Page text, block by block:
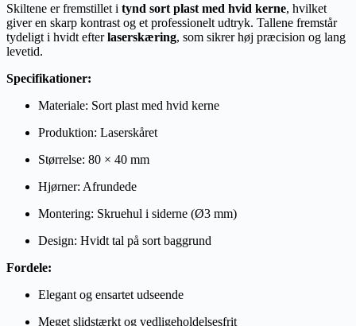
Skiltene er fremstillet i tynd sort plast med hvid kerne, hvilket
giver en skarp kontrast og et professionelt udtryk. Tallene fremstår
tydeligt i hvidt efterlaserskæring, som sikrer høj præcision og lang
levetid.
Specifikationer:
Materiale: Sort plast med hvid kerne
Produktion: Laserskåret
Størrelse: 80 × 40 mm
Hjørner: Afrundede
Montering: Skruehul i siderne (Ø3 mm)
Design: Hvidt tal på sort baggrund
Fordele:
Elegant og ensartet udseende
Meget slidstærkt og vedligeholdelsesfrit